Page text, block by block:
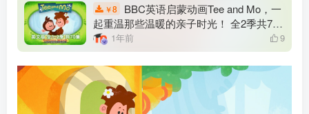
￥8
BBC英语启蒙动画Tee and Mo，一
起重温那些温暖的亲子时光！ 全2季共70
集，1080P高清视频带英文字幕，百度网
盘下载！
1年前 9